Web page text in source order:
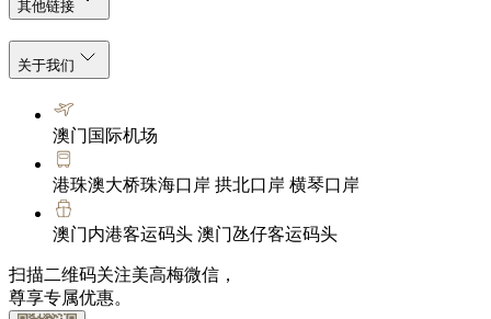
其他链接
关于我们
澳门国际机场
港珠澳大桥珠海口岸 拱北口岸 横琴口岸
澳门内港客运码头 澳门氹仔客运码头
扫描二维码关注美高梅微信，
尊享专属优惠。